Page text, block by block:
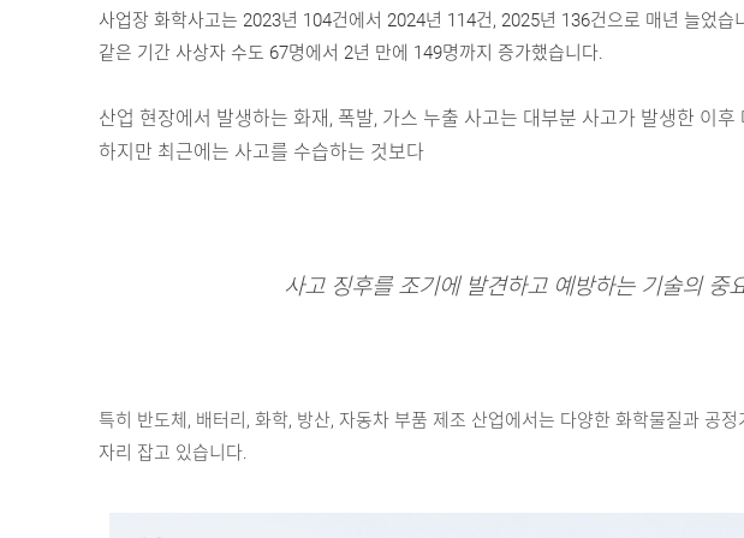
사업장 화학사고는 2023년 104건에서 2024년 114건, 2025년 136건으로 매년 늘었습
같은 기간 사상자 수도 67명에서 2년 만에 149명까지 증가했습니다.
산업 현장에서 발생하는 화재, 폭발, 가스 누출 사고는 대부분 사고가 발생한 이
하지만 최근에는 사고를 수습하는 것보다
사고 징후를 조기에 발견하고 예방하는 기술의 중
특히 반도체, 배터리, 화학, 방산, 자동차 부품 제조 산업에서는 다양한 화학물질과 공
자리 잡고 있습니다.